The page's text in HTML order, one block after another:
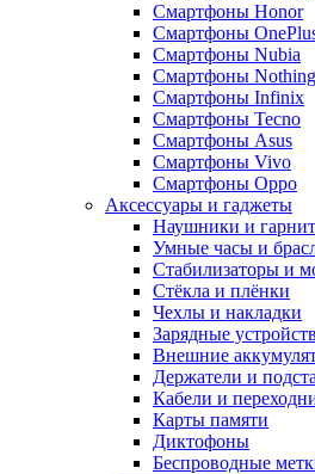
Смартфоны Honor
Смартфоны
Смартфоны Nubia
Смартфоны
Смартфоны Infinix
Смартфоны Tecno
Смартфоны Asus
Смартфоны Vivo
Смартфоны Oppo
Аксессуары и гаджеты
Наушники и
Умные часы и
Стабилизаторы и
Стёкла и плёнки
Чехлы и накладки
Зарядные
Внешние
Держатели и
Кабели и
Карты памяти
Диктофоны
Беспроводные